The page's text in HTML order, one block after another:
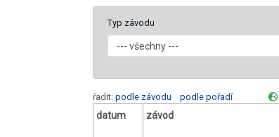
Typ závodu
řadit: podle závodu podle pořadí
datum závod